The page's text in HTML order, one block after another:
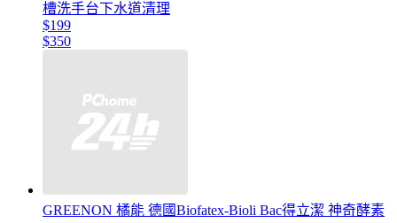
槽洗手台下水道清理
$199
$350
GREENON 橘能 德國Biofatex-Bioli Bac得立潔 神奇酵素